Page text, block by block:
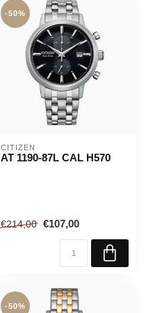
-50%
CITIZEN
AT 1190-87L CAL H570
€214,00 €107,00
-50%